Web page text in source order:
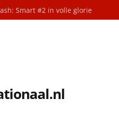
Smart #2 in volle glorie